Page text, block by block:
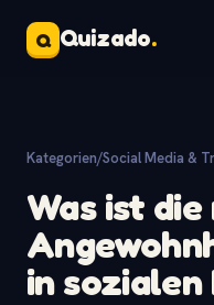
Q Quizado.
Kategorien/Social Media &
Was ist
in sozialen